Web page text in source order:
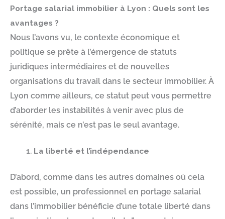
Portage salarial immobilier à Lyon : Quels sont les
avantages ?
Nous l’avons vu, le contexte économique et
politique se prête à l’émergence de statuts
juridiques intermédiaires et de nouvelles
organisations du travail dans le secteur immobilier. À
Lyon comme ailleurs, ce statut peut vous permettre
d’aborder les instabilités à venir avec plus de
sérénité, mais ce n’est pas le seul avantage.
La liberté et l’indépendance
D’abord, comme dans les autres domaines où cela
est possible, un professionnel en portage salarial
dans l’immobilier bénéficie d’une totale liberté dans